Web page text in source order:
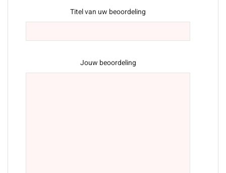
Titel van uw beoordeling
Jouw beoordeling